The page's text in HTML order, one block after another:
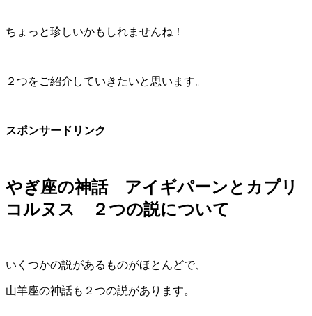
ちょっと珍しいかもしれませんね！
２つをご紹介していきたいと思います。
スポンサードリンク
やぎ座の神話 アイギパーンとカプリ
コルヌス ２つの説について
いくつかの説があるものがほとんどで、
山羊座の神話も２つの説があります。